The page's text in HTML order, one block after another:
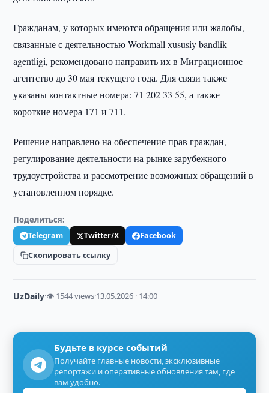
Гражданам, у которых имеются обращения или жалобы,
связанные с деятельностью Workmall xususiy bandlik
agentligi, рекомендовано направить их в Миграционное
агентство до 30 мая текущего года. Для связи также
указаны контактные номера: 71 202 33 55, а также
короткие номера 171 и 711.
Решение направлено на обеспечение прав граждан,
регулирование деятельности на рынке зарубежного
трудоустройства и рассмотрение возможных обращений в
установленном порядке.
Поделиться:
Telegram Twitter/X
Facebook
Скопировать ссылку
UzDaily·👁 1544 views·13.05.2026 · 14:00
Будьте в курсе событий
Получайте главные новости, эксклюзивные
репортажи и оперативные обновления там, где
вам удобно.